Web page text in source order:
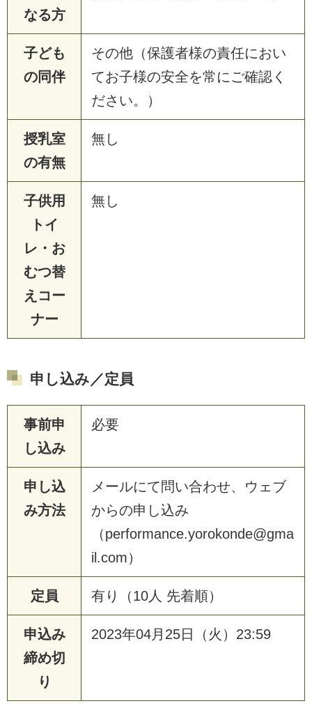
なる方
子ども
の同伴
その他（保護者様の責任におい
てお子様の安全を常にご確認く
ださい。）
授乳室
の有無
無し
子供用
トイ
レ・お
むつ替
えコー
ナー
無し
申し込み／定員
事前申
し込み
必要
申し込
み方法
メールにて問い合わせ、ウェブ
からの申し込み
（performance.yorokonde@gma
il.com）
定員 有り（10人 先着順）
申込み
締め切
り
2023年04月25日（火）23:59